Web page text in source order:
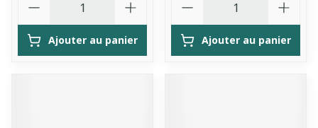
Ajouter au panier Ajouter au panier